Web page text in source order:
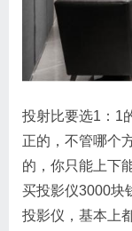
投射比要选1：1
正的，不管哪个
的，你只能上下
买投影仪3000块
投影仪，基本上